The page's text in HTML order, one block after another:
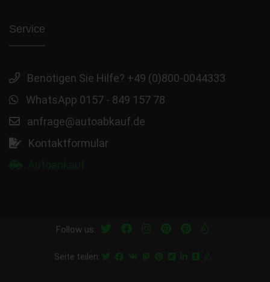
Service
Benötigen Sie Hilfe? +49 (0)800-0044333
WhatsApp 0157 - 849 157 78
anfrage@autoabkauf.de
Kontaktformular
Follow us:
Seite teilen: